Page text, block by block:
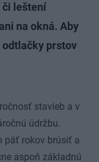
či leštení
na okná. Aby
odtlačky prstov
stavieb a v
údržbu.
päť rokov brúsiť a
aspoň základnú